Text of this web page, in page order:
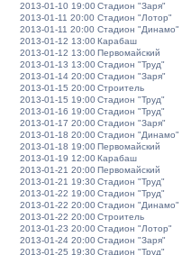
2013-01-10 19:00Стадион "Заря"
2013-01-11 20:00 Стадион "Лотор"
2013-01-11 20:00 Стадион "Динамо"
2013-01-12 13:00Карабаш
2013-01-12 13:00Первомайский
2013-01-13 13:00Стадион "Труд"
2013-01-14 20:00Стадион "Заря"
2013-01-15 20:00Строитель
2013-01-15 19:00Стадион "Труд"
2013-01-16 19:00Стадион "Труд"
2013-01-17 20:00Стадион "Заря"
2013-01-18 20:00Стадион "Динамо"
2013-01-18 19:00Первомайский
2013-01-19 12:00Карабаш
2013-01-21 20:00Первомайский
2013-01-21 19:30Стадион "Труд"
2013-01-22 19:00Стадион "Труд"
2013-01-22 20:00Стадион "Динамо"
2013-01-22 20:00Строитель
2013-01-23 20:00Стадион "Лотор"
2013-01-24 20:00Стадион "Заря"
2013-01-25 19:30Стадион "Труд"